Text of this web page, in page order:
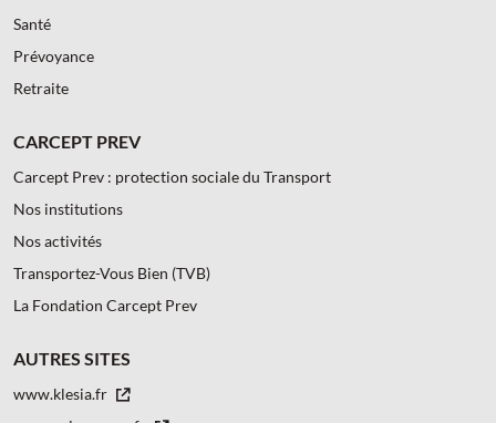
Santé
Prévoyance
Retraite
CARCEPT PREV
Carcept Prev : protection sociale du Transport
Nos institutions
Nos activités
Transportez-Vous Bien (TVB)
La Fondation Carcept Prev
AUTRES SITES
www.klesia.fr